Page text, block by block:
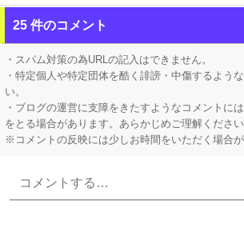
【にじさんじ】 舞元、弟への誕生日プレゼントがこちら『いやな兄』『ぶん
【にじ甲2026】 今の3年モードはKONAMIが意図した
25 件のコメント
・スパム対策の為URLの記入はできません。
・特定個人や特定団体を酷く誹謗・中傷するよう
い。
・ブログの運営に支障をきたすようなコメントに
をとる場合があります。あらかじめご理解ください
※コメントの反映には少しお時間をいただく場合が